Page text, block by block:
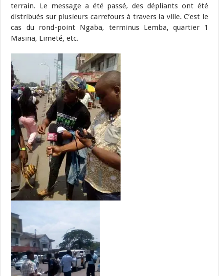
terrain. Le message a été passé, des dépliants ont été
distribués sur plusieurs carrefours à travers la ville. C’est le
cas du rond-point Ngaba, terminus Lemba, quartier 1
Masina, Limeté, etc.